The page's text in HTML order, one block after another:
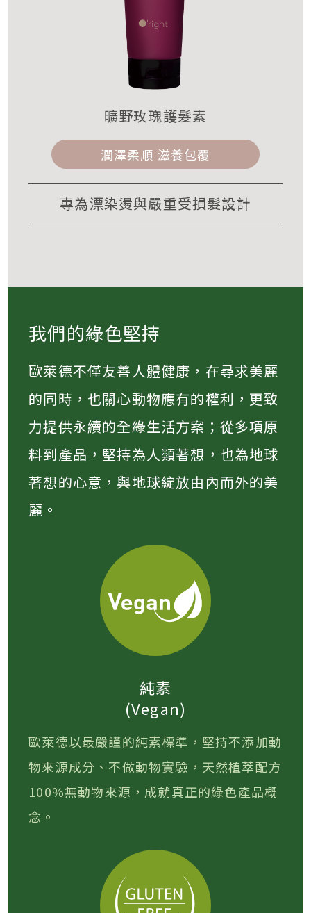
曠野玫瑰護髮素
潤澤柔順 滋養包覆
專為漂染燙與嚴重受損髮設計
我們的綠色堅持
歐萊德不僅友善人體健康，在尋求美麗
的同時，也關心動物應有的權利，更致
力提供永續的全綠生活方案；從多項原
料到產品，堅持為人類著想，也為地球
著想的心意，與地球綻放由內而外的美
麗。
純素
(Vegan)
歐萊德以最嚴謹的純素標準，堅持不添加動
物來源成分、不做動物實驗，天然植萃配方
100%無動物來源，成就真正的綠色產品概
念。